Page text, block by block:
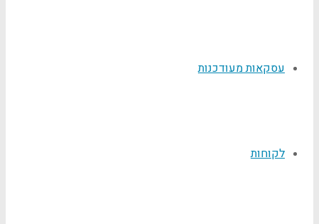
עסקאות מעודכנות
לקוחות